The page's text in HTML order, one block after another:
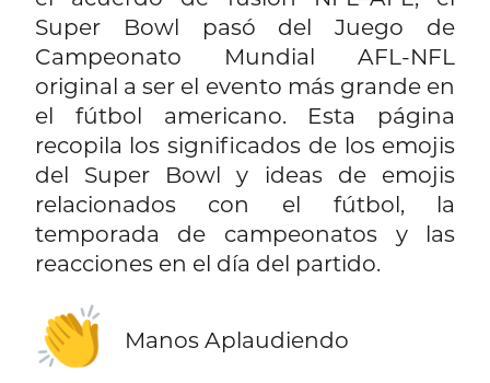
Super Bowl pasó del Juego de
Campeonato Mundial AFL-NFL
original a ser el evento más grande en
el fútbol americano. Esta página
recopila los significados de los emojis
del Super Bowl y ideas de emojis
relacionados con el fútbol, la
temporada de campeonatos y las
reacciones en el día del partido.
👏 Manos Aplaudiendo